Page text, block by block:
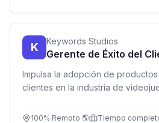
K Keywords Studios
Gerente de Éxito del
Impulsa la adopción de
clientes en la industria de
100% Remoto 🌎 Tiempo